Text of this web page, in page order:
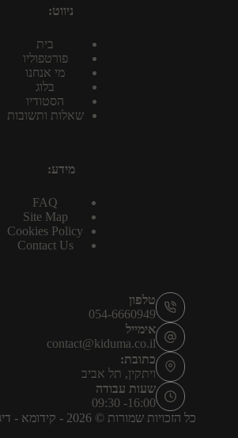
ניווט:
בית
פורטפוליו
מי אנחנו
בלוג
הסטודיו
שאלות ותשובות
מידע:
FAQ
Site Map
Cookies Policy
Contact Us
טלפון
054-6660949
אימייל
contact@kiduma.co.il
כתובת:
ויתקין, תל אביב
שעות עבודה
16:00- 09:30
כל הזכויות שמורות © 2026 -
קידומא -